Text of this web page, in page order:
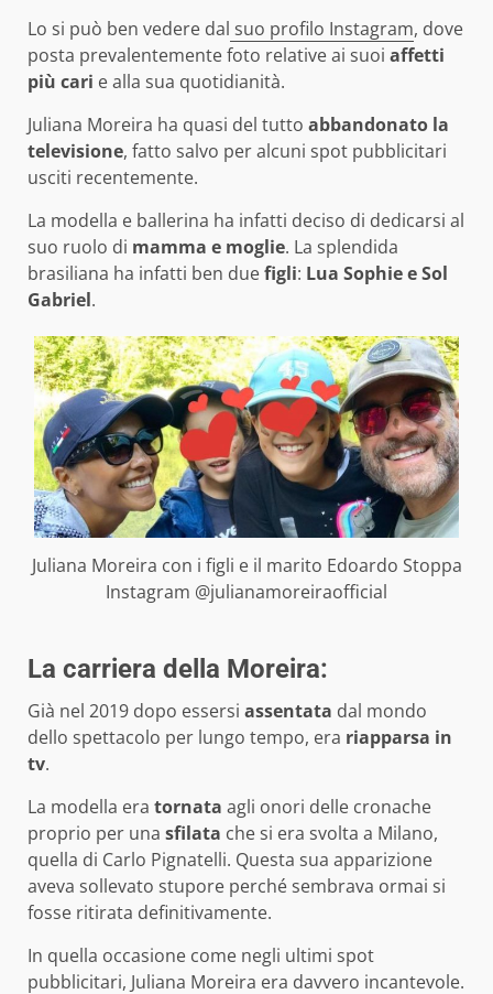
Lo si può ben vedere dal suo profilo Instagram, dove
posta prevalentemente foto relative ai suoi affetti
più cari e alla sua quotidianità.
Juliana Moreira ha quasi del tutto abbandonato la
televisione, fatto salvo per alcuni spot pubblicitari
usciti recentemente.
La modella e ballerina ha infatti deciso di dedicarsi al
suo ruolo di mamma e moglie. La splendida
brasiliana ha infatti ben duefigli: Lua Sophie e Sol
Gabriel.
Juliana Moreira con i figli e il marito Edoardo Stoppa
Instagram @julianamoreiraofficial
La carriera della Moreira:
Già nel 2019 dopo essersi assentata dal mondo
dello spettacolo per lungo tempo, era riapparsa in
tv.
La modella era tornata agli onori delle cronache
proprio per una sfilata che si era svolta a Milano,
quella di Carlo Pignatelli. Questa sua apparizione
aveva sollevato stupore perché sembrava ormai si
fosse ritirata definitivamente.
In quella occasione come negli ultimi spot
pubblicitari, Juliana Moreira era davvero incantevole.